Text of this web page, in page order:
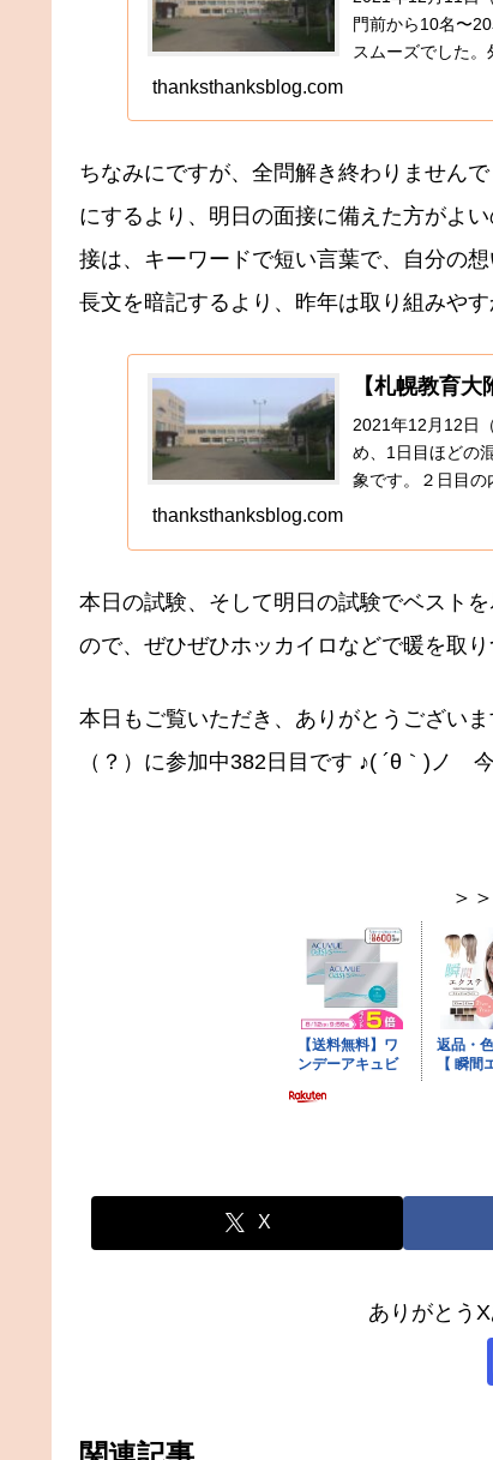
門前から10名〜
スムーズでした
thanksthanksblog.com
ちなみにですが、全問解き終わりません
にするより、明日の面接に備えた方がよ
接は、キーワードで短い言葉で、自分の
長文を暗記するより、昨年は取り組みやす
【札幌教育
2021年12月12日
め、1日目ほどの
象です。２日目の
thanksthanksblog.com
本日の試験、そして明日の試験でベスト
ので、ぜひぜひホッカイロなどで暖を取
本日もご覧いただき、ありがとうござい
（？）に参加中382日目です ♪( ´θ｀)ノ
＞
X
ありがとう